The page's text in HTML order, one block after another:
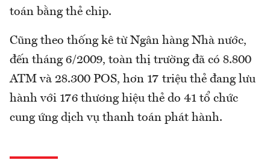
toán bằng thẻ chip.
Cũng theo thống kê từ Ngân hàng Nhà nước,
đến tháng 6/2009, toàn thị trường đã có 8.800
ATM và 28.300 POS, hơn 17 triệu thẻ đang lưu
hành với 176 thương hiệu thẻ do 41 tổ chức
cung ứng dịch vụ thanh toán phát hành.